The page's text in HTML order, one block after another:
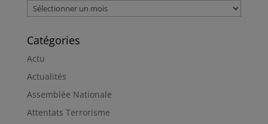
Archives
Catégories
Actu
Actualités
Assemblée Nationale
Attentats Terrorisme